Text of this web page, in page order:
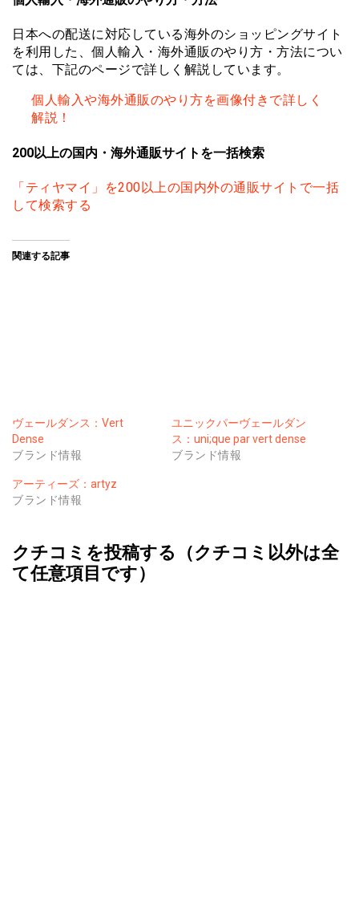
日本への配送に対応している海外のショッピングサイト
を利用した、個人輸入・海外通販のやり方・方法につい
ては、下記のページで詳しく解説しています。
個人輸入や海外通販のやり方を画像付きで詳しく
解説！
200以上の国内・海外通販サイトを一括検索
「ティヤマイ」を200以上の国内外の通販サイトで一括
して検索する
関連する記事
ヴェールダンス：Vert
Dense
ブランド情報
ユニックパーヴェールダン
ス：uni;que par vert dense
ブランド情報
アーティーズ：artyz
ブランド情報
クチコミを投稿する（クチコミ以外は全
て任意項目です）